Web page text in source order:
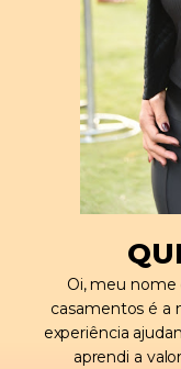
Oi, meu nome
casamentos é a
experiência
aprendi a